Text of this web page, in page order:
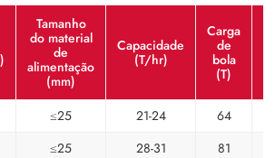
Tamanho
do material
de
alimentação
(mm)
Capacidade
(T/hr)
Carga
de
bola
(T)
≤25 21-24
64
≤25 28-31 81